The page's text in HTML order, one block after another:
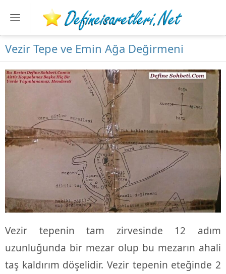
Vezir Tepe ve Emin Ağa Değirmeni
Vezir tepenin tam zirvesinde 12 adım
uzunluğunda bir mezar olup bu mezarın ahali
taş kaldırım döşelidir. Vezir tepenin eteğinde 2